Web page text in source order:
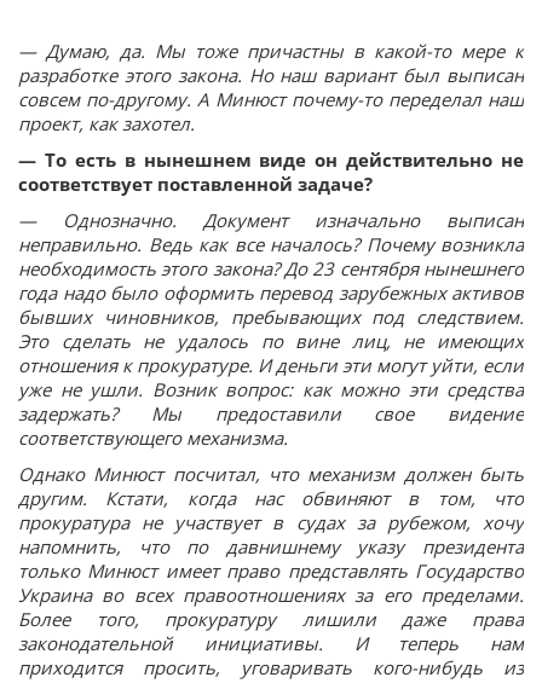
— Думаю, да. Мы тоже причастны в какой-то мере к
разработке этого закона. Но наш вариант был выписан
совсем по-другому. А Минюст почему-то переделал наш
проект, как захотел.
— То есть в нынешнем виде он действительно не
соответствует поставленной задаче?
— Однозначно. Документ изначально выписан
неправильно. Ведь как все началось? Почему возникла
необходимость этого закона? До 23 сентября нынешнего
года надо было оформить перевод зарубежных активов
бывших чиновников, пребывающих под следствием.
Это сделать не удалось по вине лиц, не имеющих
отношения к прокуратуре. И деньги эти могут уйти, если
уже не ушли. Возник вопрос: как можно эти средства
задержать? Мы предоставили свое видение
соответствующего механизма.
Однако Минюст посчитал, что механизм должен быть
другим. Кстати, когда нас обвиняют в том, что
прокуратура не участвует в судах за рубежом, хочу
напомнить, что по давнишнему указу президента
только Минюст имеет право представлять Государство
Украина во всех правоотношениях за его пределами.
Более того, прокуратуру лишили даже права
законодательной инициативы. И теперь нам
приходится просить, уговаривать кого-нибудь из